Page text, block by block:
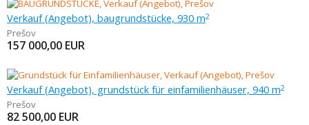
Verkauf (Angebot), baugrundstücke, 930 m2
Prešov
157 000,00 EUR
Verkauf (Angebot), grundstück für einfamilienhäuser, 940 m2
Prešov
82 500,00 EUR